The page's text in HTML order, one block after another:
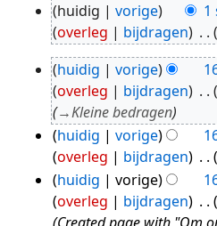
1
sep
2023
huidig vorige 1
overleg
bijdragen
G
e
e
n
b
e
w
e
16
feb
2022
huidig vorige
overleg
bijdragen
→Kleine bedragen
huidig
vorige
overleg
bijdragen
G
e
e
huidig vorige
overleg
bijdragen